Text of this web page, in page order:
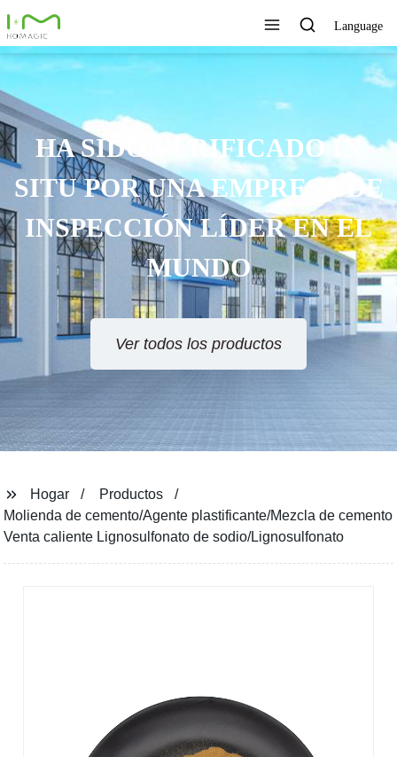
Language
TECNOLOGÍA ÚNICA,
EXCELENTE CALIDAD,
SERVICIO RÁPIDO
Ver todos los productos
Hogar
Productos
Molienda de cemento/Agente plastificante/Mezcla de cemento
Venta caliente Lignosulfonato de sodio/Lignosulfonato